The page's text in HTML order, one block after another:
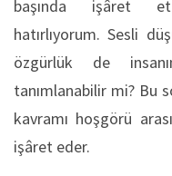
başında işâret
hatırlıyorum. Sesli
özgürlük de
tanımlanabilir mi? Bu
kavramı hoşgörü
işâret eder.